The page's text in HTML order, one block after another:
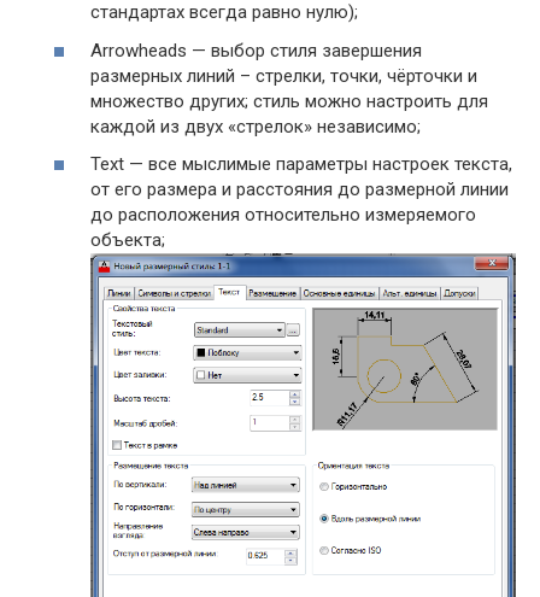
стандартах всегда равно нулю);
Arrowheads — выбор стиля завершения
размерных линий – стрелки, точки, чёрточки и
множество других; стиль можно настроить для
каждой из двух «стрелок» независимо;
Text — все мыслимые параметры настроек текста,
от его размера и расстояния до размерной линии
до расположения относительно измеряемого
объекта;